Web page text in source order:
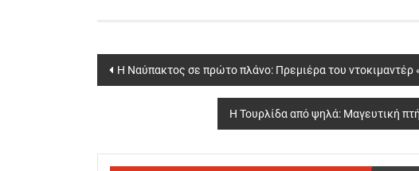
Post
Η Ναύπακτος σε πρώτο πλάνο: Πρεμιέρα του ντοκιμαντέρ
Η Τουρλίδα από ψηλά: Μαγευτική